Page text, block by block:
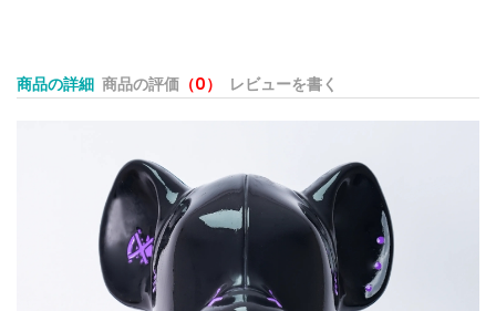
商品の詳細 商品の評価 （0） レビューを書く